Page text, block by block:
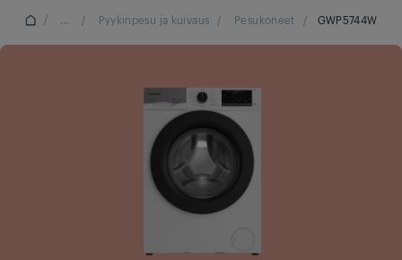
/ ... / Pyykinpesu ja kuivaus / Pesukoneet / GWP5744W